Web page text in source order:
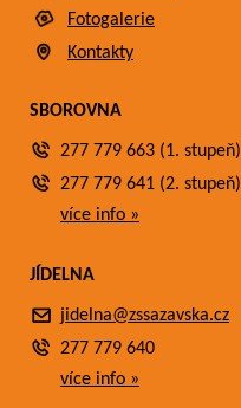
Fotogalerie
Kontakty
SBOROVNA
277 779 663 (1. stupeň)
277 779 641 (2. stupeň)
více info »
JÍDELNA
jidelna@zssazavska.cz
277 779 640
více info »